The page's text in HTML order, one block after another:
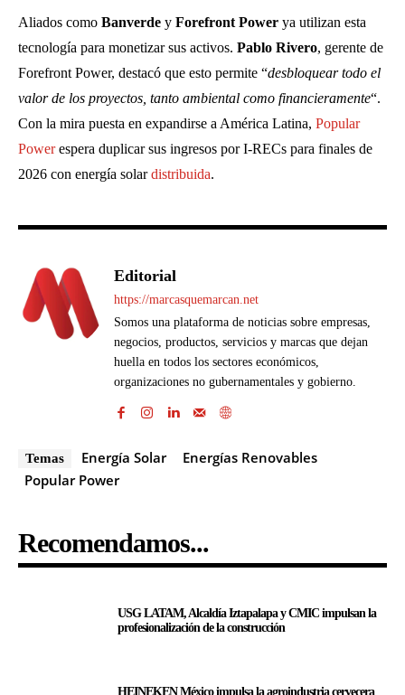
Aliados como Banverde y Forefront Power ya utilizan esta
tecnología para monetizar sus activos. Pablo Rivero, gerente de
Forefront Power, destacó que esto permite “desbloquear todo el
valor de los proyectos, tanto ambiental como financieramente“.
Con la mira puesta en expandirse a América Latina, Popular
Powerespera duplicar sus ingresos por I-RECs para finales de
2026 con energía solardistribuida.
Editorial
https://marcasquemarcan.net
Somos una plataforma de noticias sobre empresas,
negocios, productos, servicios y marcas que dejan
huella en todos los sectores económicos,
organizaciones no gubernamentales y gobierno.
Temas Energía Solar
Energías Renovables
Popular Power
Recomendamos...
USG LATAM, Alcaldía Iztapalapa y CMIC impulsan la
profesionalización de la construcción
HEINEKEN México impulsa la agroindustria cervecera